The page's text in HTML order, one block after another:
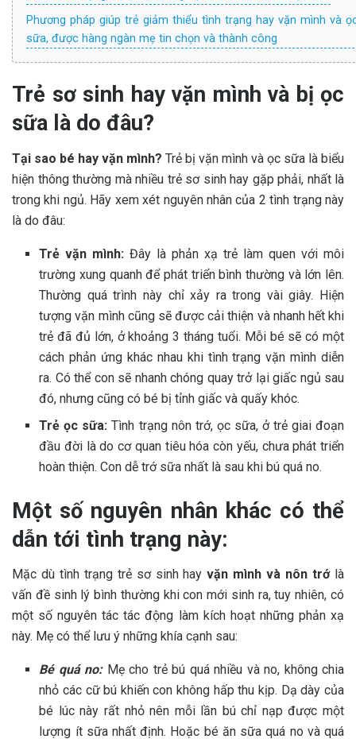
Phương pháp giúp trẻ giảm thiểu tình trạng hay vặn mình và
sữa, được hàng ngàn mẹ tin chọn và thành công
Trẻ sơ sinh hay vặn mình và bị ọc
sữa là do đâu?
Tại sao bé hay vặn mình? Trẻ bị vặn mình và ọc sữa là biểu
hiện thông thường mà nhiều trẻ sơ sinh hay gặp phải, nhất là
trong khi ngủ. Hãy xem xét nguyên nhân của 2 tình trạng này
là do đâu:
Trẻ vặn mình: Đây là phản xạ trẻ làm quen với môi
trường xung quanh để phát triển bình thường và lớn lên.
Thường quá trình này chỉ xảy ra trong vài giây. Hiện
tượng vặn mình cũng sẽ được cải thiện và nhanh hết khi
trẻ đã đủ lớn, ở khoảng 3 tháng tuổi. Mỗi bé sẽ có một
cách phản ứng khác nhau khi tình trạng vặn mình diễn
ra. Có thể con sẽ nhanh chóng quay trở lại giấc ngủ sau
đó, nhưng cũng có bé bị tỉnh giấc và quấy khóc.
Trẻ ọc sữa: Tình trạng nôn trớ, ọc sữa, ở trẻ giai đoạn
đầu đời là do cơ quan tiêu hóa còn yếu, chưa phát triển
hoàn thiện. Con dễ trớ sữa nhất là sau khi bú quá no.
Một số nguyên nhân khác có thể
dẫn tới tình trạng này:
Mặc dù tình trạng trẻ sơ sinh hayvặn mình và nôn trớlà
vấn đề sinh lý bình thường khi con mới sinh ra, tuy nhiên, có
một số nguyên tác tác động làm kích hoạt những phản xạ
này. Mẹ có thể lưu ý những khía cạnh sau:
Bé quá no: Mẹ cho trẻ bú quá nhiều và no, không chia
nhỏ các cữ bú khiến con không hấp thu kịp. Dạ dày của
bé lúc này rất nhỏ nên mỗi lần bú chỉ nạp được một
lượng ít sữa nhất định. Hoặc bé ăn sữa quá no và quá